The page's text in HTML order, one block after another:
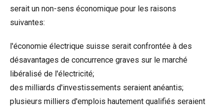
serait un non-sens économique pour les raisons
suivantes:
l'économie électrique suisse serait confrontée à des
désavantages de concurrence graves sur le marché
libéralisé de l'électricité;
des milliards d'investissements seraient anéantis;
plusieurs milliers d'emplois hautement qualifiés seraient